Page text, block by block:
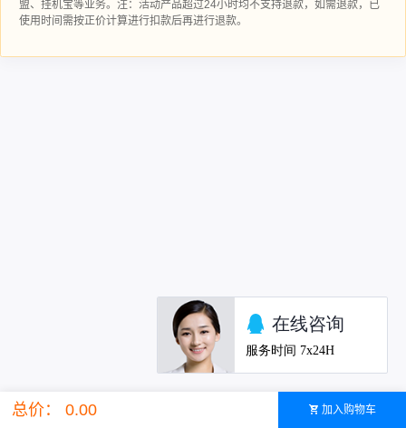
总价： 0.00 加入购物车
盟、挂机宝等业务。注：活动产品超过24小时均不支持退款，如需退款，已
使用时间需按正价计算进行扣款后再进行退款。